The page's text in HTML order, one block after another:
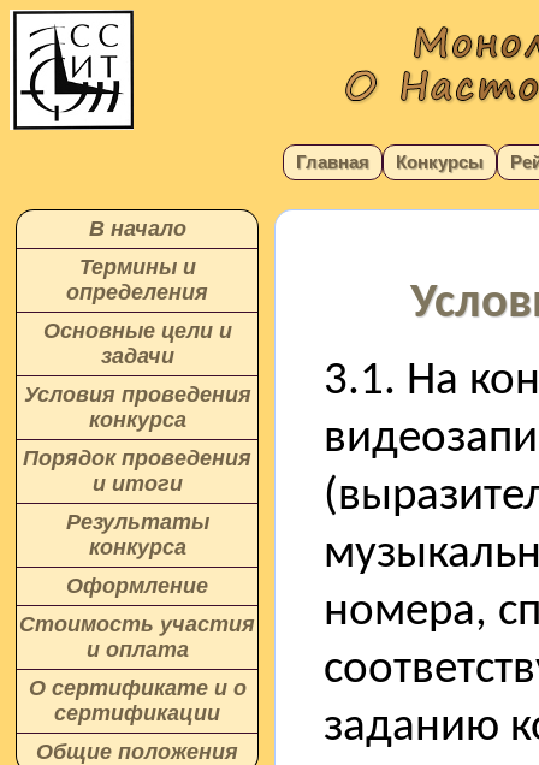
Главная Конкурсы
В начало
Термины и
определения
Основные цели и
задачи
Условия проведения
конкурса
Порядок проведения
и итоги
Результаты
конкурса
Оформление
Стоимость участия
и оплата
О сертификате и о
сертификации
Общие положения
3.1. На
номера,
заданию